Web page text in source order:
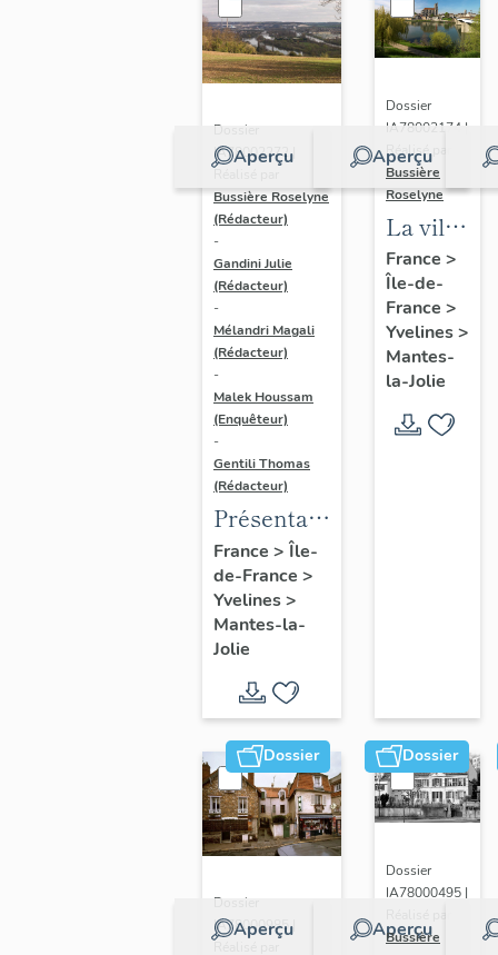
Aperçu
Dossier
IA78002272 |
Bussière Roselyne
(Rédacteur)
-
Gandini Julie
(Rédacteur)
-
Mélandri Magali
(Rédacteur)
-
Malek Houssam
(Enquêteur)
-
Gentili Thomas
(Rédacteur)
Présentation
de l'étude
France > Île-
de-France >
Yvelines>
Mantes-la-
Jolie
Aperçu
Dossier
IA78002174 |
Réalisé par
Bussière
Roselyne
La ville
de
Mantes-
la-Jolie
France >
Île-de-
France >
Yvelines>
Mantes-
la-Jolie
Dossier
Aperçu
Dossier
IA78000985 |
Dossier
Aperçu
Dossier
IA78000495 |
Bussière